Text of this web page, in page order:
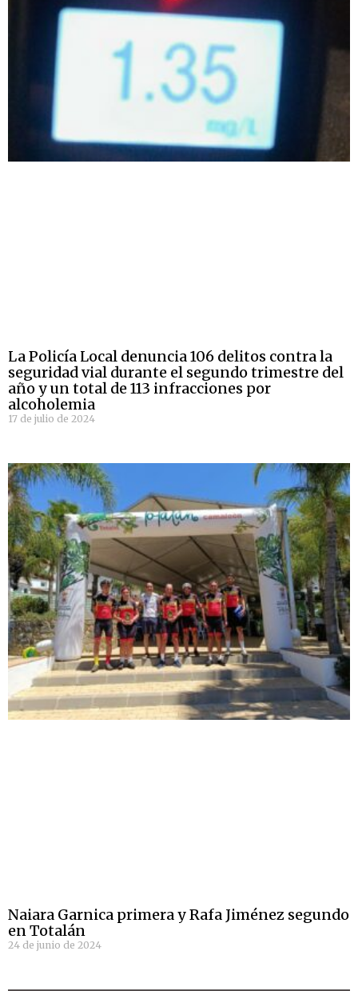
La Policía Local denuncia 106 delitos contra la
seguridad vial durante el segundo trimestre del
año y un total de 113 infracciones por
alcoholemia
17 de julio de 2024
Naiara Garnica primera y Rafa Jiménez segundo
en Totalán
24 de junio de 2024